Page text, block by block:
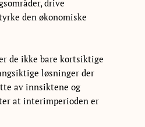
drive
den økonomiske
de ikke bare kortsiktige
løsninger der
av innsiktene og
at interimperioden er